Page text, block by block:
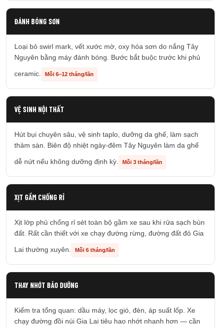
ĐÁNH BÓNG SƠN
Loại bỏ swirl mark, vết xước mờ, oxy hóa sơn do nắng Tây
Nguyên bằng máy đánh bóng. Bước bắt buộc trước khi phủ
ceramic. Mỗi 6–12 tháng/lần
VỆ SINH NỘI THẤT
Hút bụi chuyên sâu, vệ sinh taplo, dưỡng da ghế, làm sạch
thảm sàn. Biên độ nhiệt ngày-đêm Tây Nguyên làm da ghế
dễ nứt nếu không dưỡng định kỳ. Mỗi 3 tháng/lần
XỊT GẦM CHỐNG RỈ
Xịt lớp phủ chống rỉ sét toàn bộ gầm xe sau khi rửa sạch bùn
đất. Rất cần thiết với xe chạy đường rừng, đường đất đỏ Gia
Lai thường xuyên. Mỗi 6 tháng/lần
THAY NHỚT BẢO DƯỠNG
Kiểm tra tổng quan: dầu máy, lọc gió, đèn, áp suất lốp. Xe
chạy đường đồi núi Gia Lai tiêu hao nhớt nhanh hơn — cần